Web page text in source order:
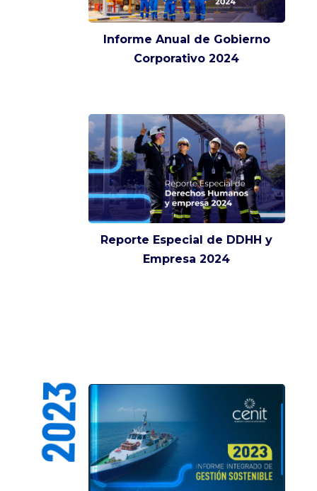
Informe Anual de Gobierno
Corporativo 2024
Reporte Especial de DDHH y
Empresa 2024
2023